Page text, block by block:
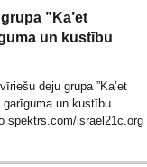
”Ka’et
un kustību
deju grupa ”Ka’et
garīguma un kustību
spektrs.com/israel21c.org